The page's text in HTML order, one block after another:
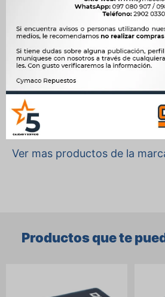
1.0 Mi 8V EA111 AFZ NAFTA, 1.6 8V 82cv
1600 NAFTA, 1.6 D AP BE DIESEL, 1.6 i AP
NAFTA, 1.6 Mi EA827 UNF NAFTA, 1.8 AP
(UDH) NAFTA, 1.8 Mi EA827 UDH UDD
NAFTA, 2.0 AP UGA NAFTA, 2.0 i AP-2000
2000 (UQH) NAFTA
OEM 0363
Ver mas productos de la
Productos que te